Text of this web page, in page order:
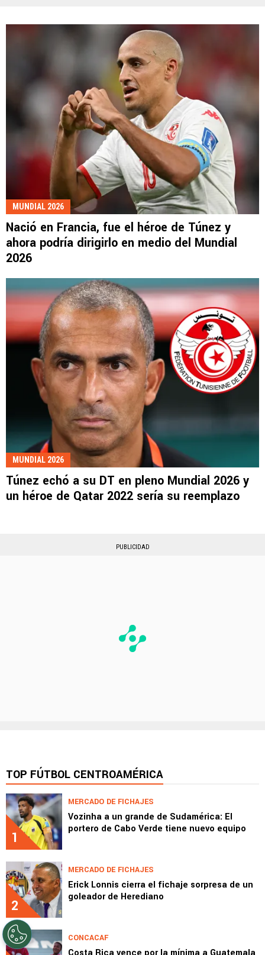
MUNDIAL 2026
Nació en Francia, fue el héroe de Túnez y
ahora podría dirigirlo en medio del Mundial
2026
MUNDIAL 2026
Túnez echó a su DT en pleno Mundial 2026 y
un héroe de Qatar 2022 sería su reemplazo
PUBLICIDAD
TOP FÚTBOL CENTROAMÉRICA
1
MERCADO DE FICHAJES
Vozinha a un grande de Sudamérica: El
portero de Cabo Verde tiene nuevo equipo
2
MERCADO DE FICHAJES
Erick Lonnis cierra el fichaje sorpresa de un
goleador de Herediano
CONCACAF